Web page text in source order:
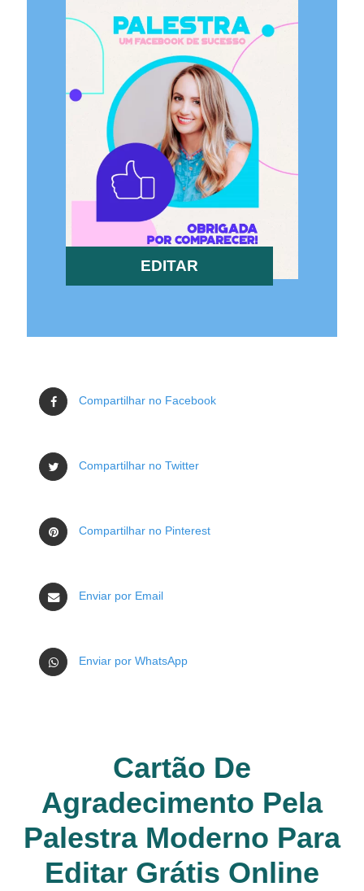
EDITAR
Compartilhar no Facebook
Compartilhar no Twitter
Compartilhar no Pinterest
Enviar por Email
Enviar por WhatsApp
Cartão De
Agradecimento Pela
Palestra Moderno Para
Editar Grátis Online